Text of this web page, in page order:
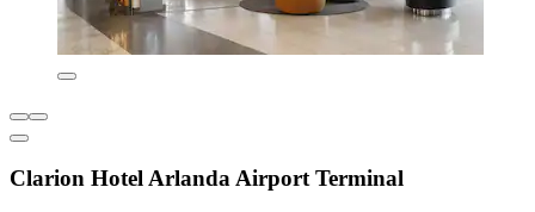
Clarion Hotel Arlanda Airport Terminal